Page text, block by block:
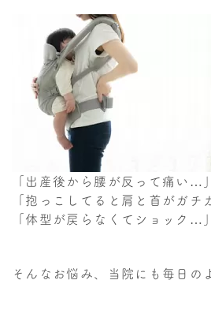
「出産後から腰が反って痛い…」
「抱っこしてると肩と首がガチ
「体型が戻らなくてショック…」
そんなお悩み、当院にも毎日の